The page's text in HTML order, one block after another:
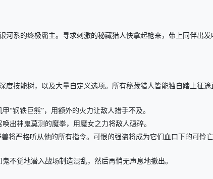
系的终极霸主。寻求刺激的秘藏猎人快拿起枪来，带上同伴出发
技能树，以及大量自定义选项。所有秘藏猎人皆能独自踏上征途
钢铁巨熊”，用额外的火力让敌人措手不及。
神鬼莫测的魔拳，用魔女之力将敌人碾碎。
严格听从他的所有指令。可恨的强盗将成为它们血口下的可怜亡
觉地潜入战场制造混乱，然后再悄无声息地撤出。